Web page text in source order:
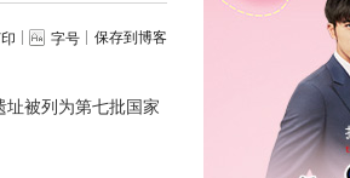
字号 保存到博客
被列为第七批国家